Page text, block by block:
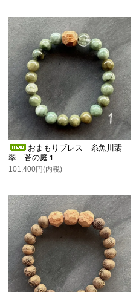
おまもりブレス 糸魚川翡
翠 苔の庭１
101,400円(内税)